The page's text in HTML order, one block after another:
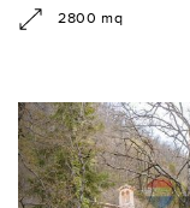
2800 mq